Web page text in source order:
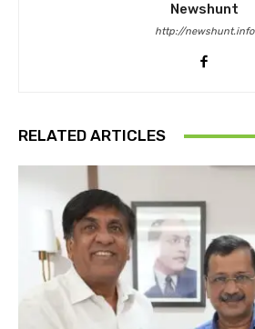
Newshunt
http://newshunt.info
RELATED ARTICLES